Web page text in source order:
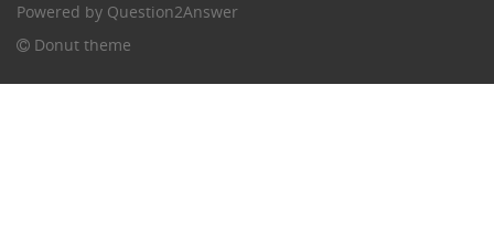
Powered by Question2Answer
Donut theme